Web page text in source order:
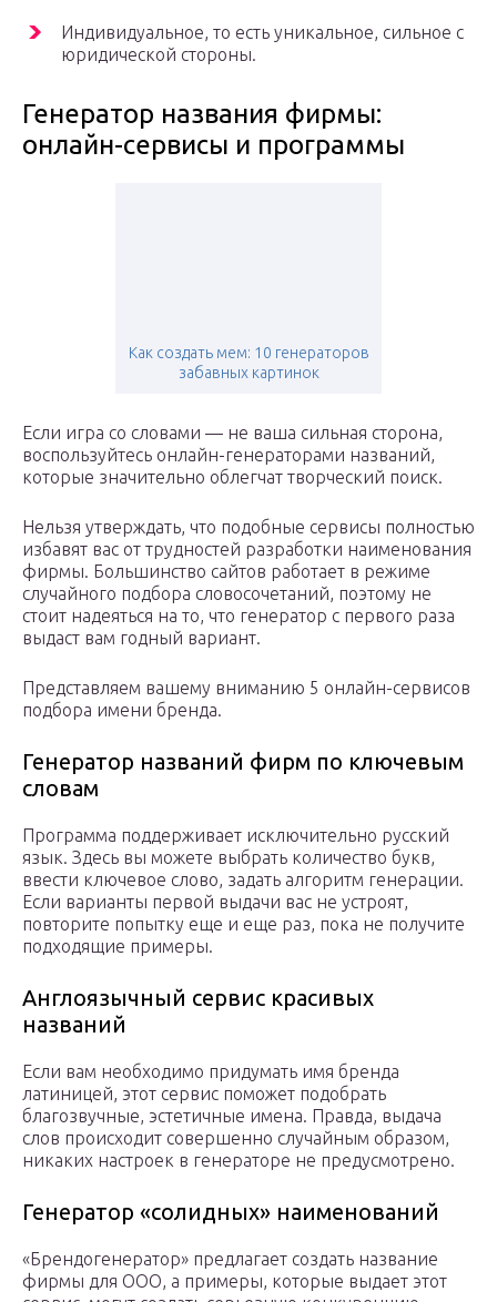
Индивидуальное, то есть уникальное, сильное с
юридической стороны.
Генератор названия фирмы:
онлайн-сервисы и программы
Как создать мем: 10 генераторов
забавных картинок
Если игра со словами — не ваша сильная сторона,
воспользуйтесь онлайн-генераторами названий,
которые значительно облегчат творческий поиск.
Нельзя утверждать, что подобные сервисы полностью
избавят вас от трудностей разработки наименования
фирмы. Большинство сайтов работает в режиме
случайного подбора словосочетаний, поэтому не
стоит надеяться на то, что генератор с первого раза
выдаст вам годный вариант.
Представляем вашему вниманию 5 онлайн-сервисов
подбора имени бренда.
Генератор названий фирм по ключевым
словам
Программа поддерживает исключительно русский
язык. Здесь вы можете выбрать количество букв,
ввести ключевое слово, задать алгоритм генерации.
Если варианты первой выдачи вас не устроят,
повторите попытку еще и еще раз, пока не получите
подходящие примеры.
Англоязычный сервис красивых
названий
Если вам необходимо придумать имя бренда
латиницей, этот сервис поможет подобрать
благозвучные, эстетичные имена. Правда, выдача
слов происходит совершенно случайным образом,
никаких настроек в генераторе не предусмотрено.
Генератор «солидных» наименований
«Брендогенератор» предлагает создать название
фирмы для ООО, а примеры, которые выдает этот